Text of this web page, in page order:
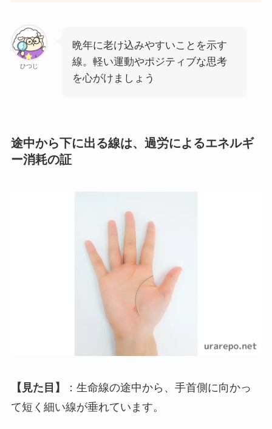
ひつじ
晩年に老け込みやすいことを示す
線。軽い運動やポジティブな思考
を心がけましょう
途中から下に出る線は、過労によるエネルギ
ー消耗の証
【見た目】
：生命線の途中から、手首側に向かっ
て短く細い線が垂れています。